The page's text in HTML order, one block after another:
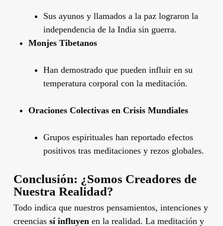
Sus ayunos y llamados a la paz lograron la
independencia de la India sin guerra.
Monjes Tibetanos
Han demostrado que pueden influir en su
temperatura corporal con la meditación.
Oraciones Colectivas en Crisis Mundiales
Grupos espirituales han reportado efectos
positivos tras meditaciones y rezos globales.
Conclusión: ¿Somos Creadores de
Nuestra Realidad?
Todo indica que nuestros pensamientos, intenciones y
creencias sí influyen en la realidad. La meditación y